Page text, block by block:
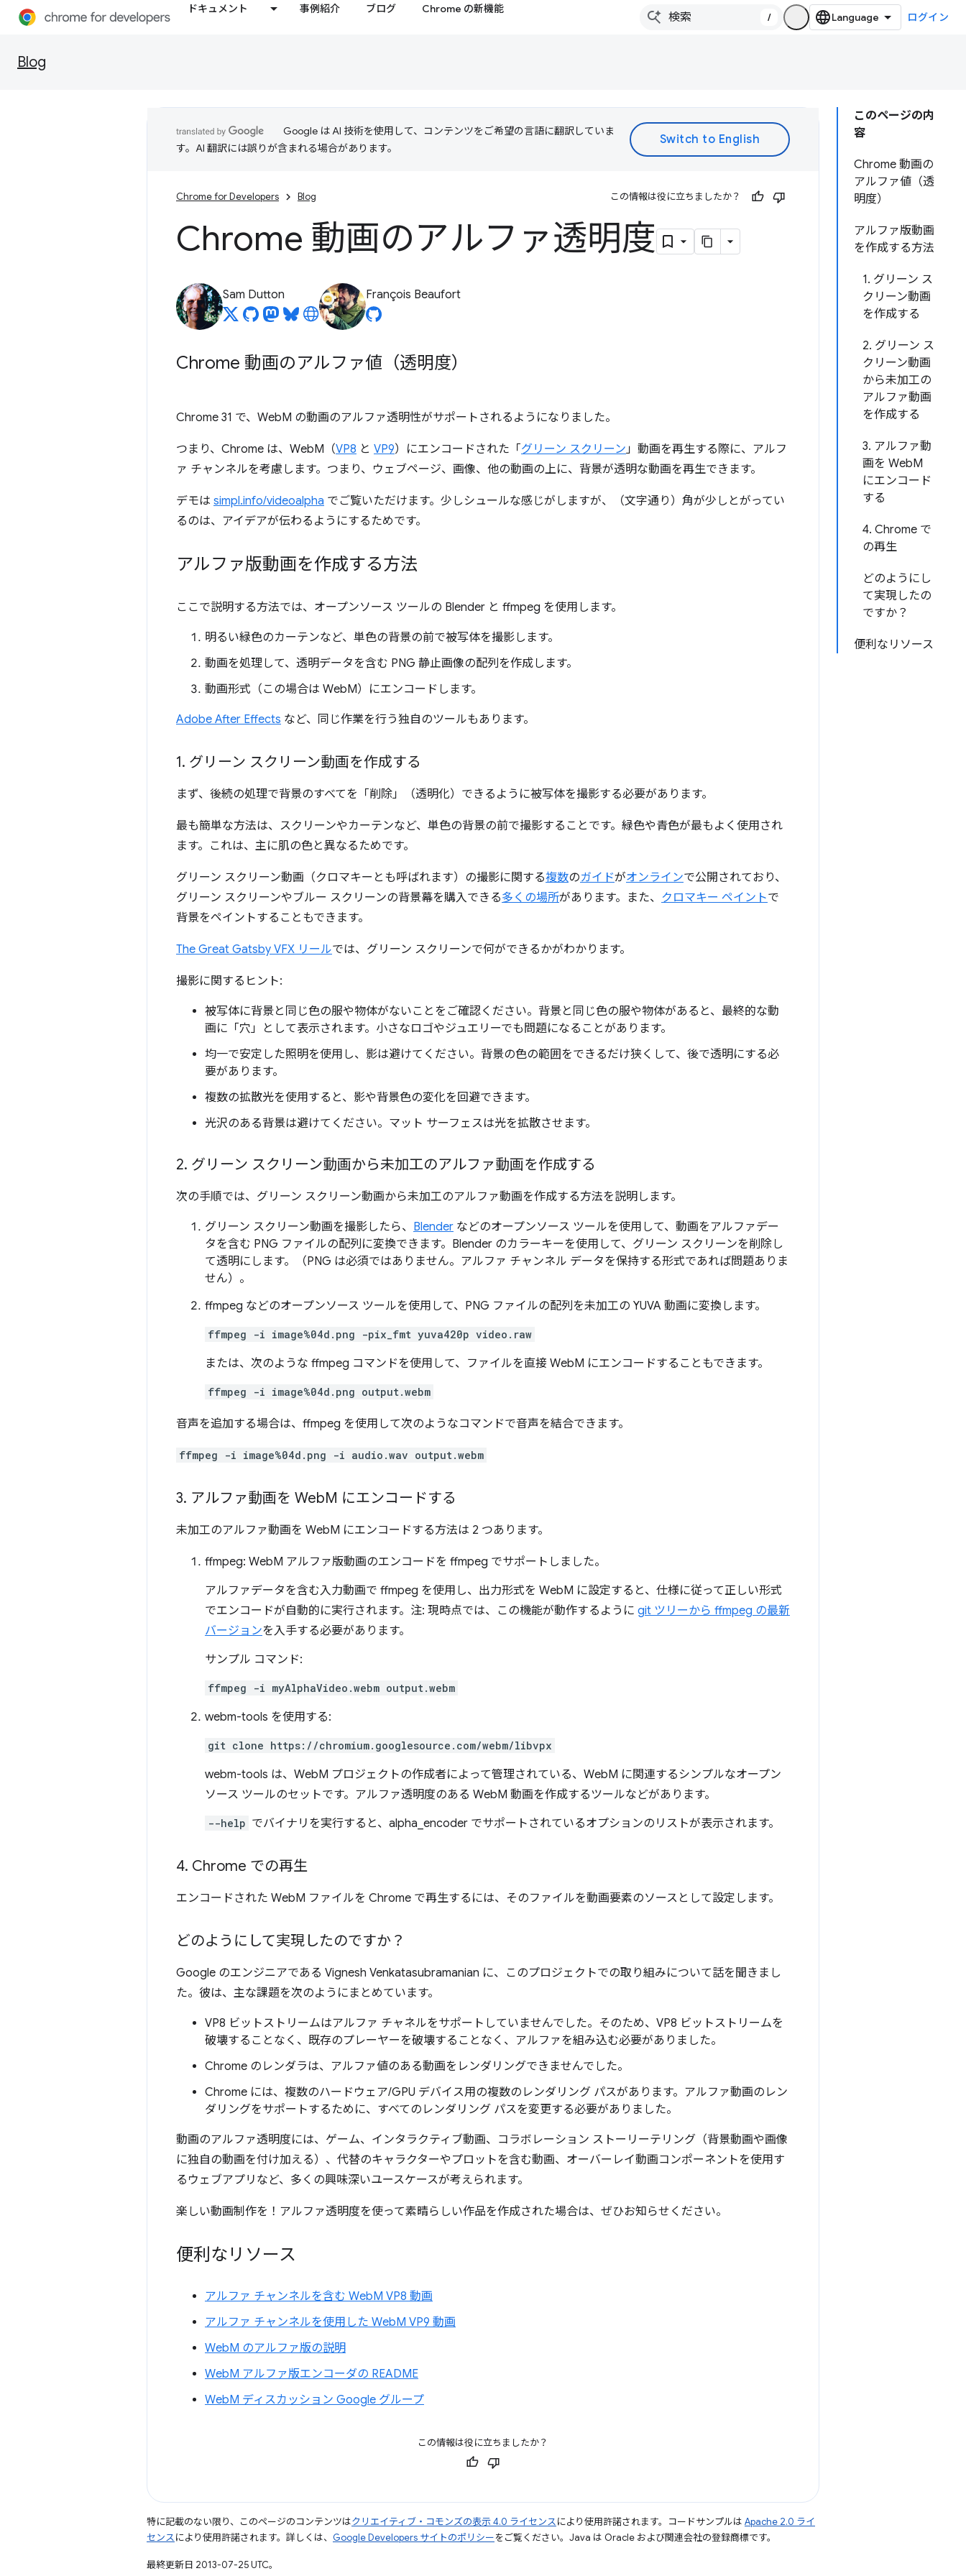
ドキュメント 事例紹介 ブログ Chrome の新機能
/ ログイン
Blog
このページの内
容
Chrome 動画の
アルファ値（透
明度）
アルファ版動画
を作成する方法
1. グリーン ス
クリーン動画
を作成する
2. グリーン ス
クリーン動画
から未加工の
アルファ動画
を作成する
3. アルファ動
画を WebM
にエンコード
する
4. Chrome で
の再生
どのようにし
て実現したの
ですか？
便利なリソース
Google は AI 技術を使用して、コンテンツをご希望の言語に翻訳していま
す。AI 翻訳には誤りが含まれる場合があります。
Chrome for Developers Blog この情報は役に立ちましたか？
Chrome 動画のアルファ透明度
Sam Dutton François Beaufort
Chrome 動画のアルファ値（透明度）
Chrome 31 で、WebM の動画のアルファ透明性がサポートされるようになりました。
つまり、Chrome は、WebM（VP8 と VP9）にエンコードされた「 グリーン スクリーン」動画を再生する際に、アルフ
ァ チャンネルを考慮します。つまり、ウェブページ、画像、他の動画の上に、背景が透明な動画を再生できます。
デモは simpl.info/videoalpha でご覧いただけます。少しシュールな感じがしますが、（文字通り）角が少しとがってい
るのは、アイデアが伝わるようにするためです。
アルファ版動画を作成する方法
ここで説明する方法では、オープンソース ツールの Blender と ffmpeg を使用します。
明るい緑色のカーテンなど、単色の背景の前で被写体を撮影します。
動画を処理して、透明データを含む PNG 静止画像の配列を作成します。
動画形式（この場合は WebM）にエンコードします。
Adobe After Effects など、同じ作業を行う独自のツールもあります。
1. グリーン スクリーン動画を作成する
まず、後続の処理で背景のすべてを「削除」（透明化）できるように被写体を撮影する必要があります。
最も簡単な方法は、スクリーンやカーテンなど、単色の背景の前で撮影することです。緑色や青色が最もよく使用され
ます。これは、主に肌の色と異なるためです。
グリーン スクリーン動画（クロマキーとも呼ばれます）の撮影に関する複数のガイドがオンラインで公開されており、
グリーン スクリーンやブルー スクリーンの背景幕を購入できる多くの場所があります。また、 クロマキー ペイントで
背景をペイントすることもできます。
The Great Gatsby VFX リールでは、グリーン スクリーンで何ができるかがわかります。
撮影に関するヒント:
被写体に背景と同じ色の服や物体がないことをご確認ください。背景と同じ色の服や物体があると、最終的な動
画に「穴」として表示されます。小さなロゴやジュエリーでも問題になることがあります。
均一で安定した照明を使用し、影は避けてください。背景の色の範囲をできるだけ狭くして、後で透明にする必
要があります。
複数の拡散光を使用すると、影や背景色の変化を回避できます。
光沢のある背景は避けてください。マット サーフェスは光を拡散させます。
2. グリーン スクリーン動画から未加工のアルファ動画を作成する
次の手順では、グリーン スクリーン動画から未加工のアルファ動画を作成する方法を説明します。
グリーン スクリーン動画を撮影したら、 Blender などのオープンソース ツールを使用して、動画をアルファデー
タを含む PNG ファイルの配列に変換できます。Blender のカラーキーを使用して、グリーン スクリーンを削除し
て透明にします。（PNG は必須ではありません。アルファ チャンネル データを保持する形式であれば問題ありま
せん）。
ffmpeg などのオープンソース ツールを使用して、PNG ファイルの配列を未加工の YUVA 動画に変換します。
ffmpeg -i image%04d.png -pix_fmt yuva420p video.raw
または、次のような ffmpeg コマンドを使用して、ファイルを直接 WebM にエンコードすることもできます。
ffmpeg -i image%04d.png output.webm
音声を追加する場合は、ffmpeg を使用して次のようなコマンドで音声を結合できます。
ffmpeg -i image%04d.png -i audio.wav output.webm
3. アルファ動画を WebM にエンコードする
未加工のアルファ動画を WebM にエンコードする方法は 2 つあります。
ffmpeg: WebM アルファ版動画のエンコードを ffmpeg でサポートしました。
アルファデータを含む入力動画で ffmpeg を使用し、出力形式を WebM に設定すると、仕様に従って正しい形式
でエンコードが自動的に実行されます。注: 現時点では、この機能が動作するように git ツリーから ffmpeg の最新
バージョンを入手する必要があります。
サンプル コマンド:
ffmpeg -i myAlphaVideo.webm output.webm
webm-tools を使用する:
git clone https://chromium.googlesource.com/webm/libvpx
webm-tools は、WebM プロジェクトの作成者によって管理されている、WebM に関連するシンプルなオープン
ソース ツールのセットです。アルファ透明度のある WebM 動画を作成するツールなどがあります。
--help でバイナリを実行すると、alpha_encoder でサポートされているオプションのリストが表示されます。
4. Chrome での再生
エンコードされた WebM ファイルを Chrome で再生するには、そのファイルを動画要素のソースとして設定します。
どのようにして実現したのですか？
Google のエンジニアである Vignesh Venkatasubramanian に、このプロジェクトでの取り組みについて話を聞きまし
た。彼は、主な課題を次のようにまとめています。
VP8 ビットストリームはアルファ チャネルをサポートしていませんでした。そのため、VP8 ビットストリームを
破壊することなく、既存のプレーヤーを破壊することなく、アルファを組み込む必要がありました。
Chrome のレンダラは、アルファ値のある動画をレンダリングできませんでした。
Chrome には、複数のハードウェア/GPU デバイス用の複数のレンダリング パスがあります。アルファ動画のレン
ダリングをサポートするために、すべてのレンダリング パスを変更する必要がありました。
動画のアルファ透明度には、ゲーム、インタラクティブ動画、コラボレーション ストーリーテリング（背景動画や画像
に独自の動画を付け加える）、代替のキャラクターやプロットを含む動画、オーバーレイ動画コンポーネントを使用す
るウェブアプリなど、多くの興味深いユースケースが考えられます。
楽しい動画制作を！アルファ透明度を使って素晴らしい作品を作成された場合は、ぜひお知らせください。
便利なリソース
アルファ チャンネルを含む WebM VP8 動画
アルファ チャンネルを使用した WebM VP9 動画
WebM のアルファ版の説明
WebM アルファ版エンコーダの README
WebM ディスカッション Google グループ
この情報は役に立ちましたか？
特に記載のない限り、このページのコンテンツはクリエイティブ・コモンズの表示 4.0 ライセンスにより使用許諾されます。コードサンプルは Apache 2.0 ライ
センスにより使用許諾されます。詳しくは、 Google Developers サイトのポリシーをご覧ください。Java は Oracle および関連会社の登録商標です。
最終更新日 2013-07-25 UTC。